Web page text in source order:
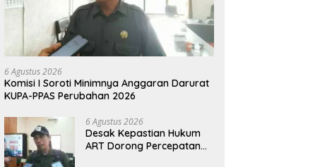
6 Agustus 2026
Komisi I Soroti Minimnya Anggaran Darurat
KUPA-PPAS Perubahan 2026
6 Agustus 2026
Desak Kepastian Hukum
ART Dorong Percepatan